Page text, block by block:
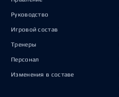
Руководство
Игровой состав
Тренеры
Персонал
Изменения в составе